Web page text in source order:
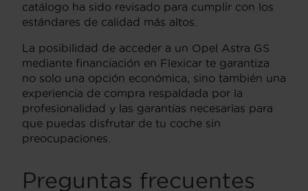
catálogo ha sido revisado para cumplir con los
estándares de calidad más altos.
La posibilidad de acceder a un Opel Astra GS
mediante financiación en Flexicar te garantiza
no solo una opción económica, sino también una
experiencia de compra respaldada por la
profesionalidad y las garantías necesarias para
que puedas disfrutar de tu coche sin
preocupaciones.
Preguntas frecuentes